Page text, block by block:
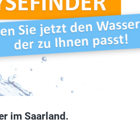
im Saarland.